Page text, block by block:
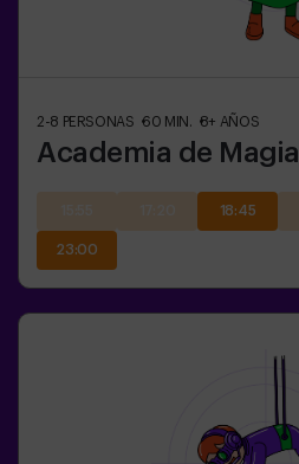
2-8 PERSONAS 60 MIN. 8+ AÑOS
Academia de Magia
18:45
23:00